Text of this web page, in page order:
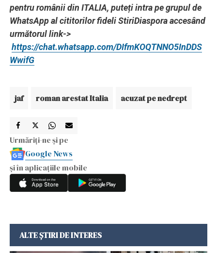
pentru românii din ITALIA, puteți intra pe grupul de
WhatsApp al cititorilor fideli StiriDiaspora accesând
următorul link->
https://chat.whatsapp.com/DIfmKOQTNNO5InDDS
WwifG
jaf roman arestat Italia acuzat pe nedrept
Urmăriți-ne și pe
Google News
și în aplicațiile mobile
ALTE ȘTIRI DE INTERES